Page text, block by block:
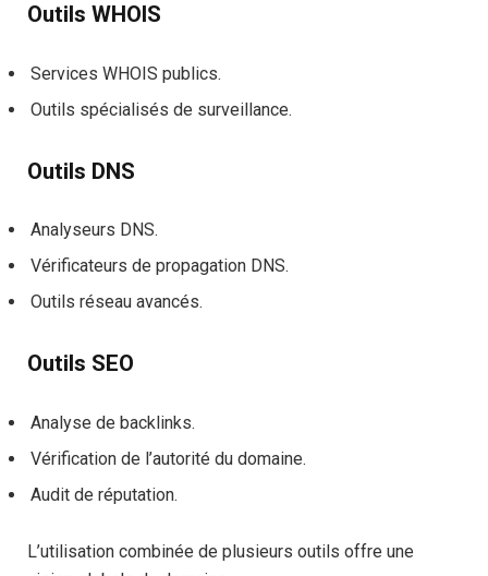
Outils WHOIS
Services WHOIS publics.
Outils spécialisés de surveillance.
Outils DNS
Analyseurs DNS.
Vérificateurs de propagation DNS.
Outils réseau avancés.
Outils SEO
Analyse de backlinks.
Vérification de l’autorité du domaine.
Audit de réputation.
L’utilisation combinée de plusieurs outils offre une